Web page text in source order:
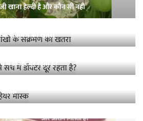
सी सब्जी खाना हेल्दी है और कौन सी नहीं
के संक्रमण का खतरा
डॉक्टर दूर रहता है?